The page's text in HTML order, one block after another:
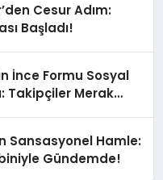
Cesur Adım:
Başladı!
İnce Formu Sosyal
Takipçiler Merak
Sansasyonel Hamle:
Gündemde!